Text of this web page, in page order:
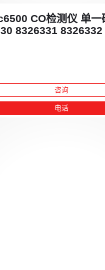
CO检测仪 单一
8326331 8326332
咨询
电话